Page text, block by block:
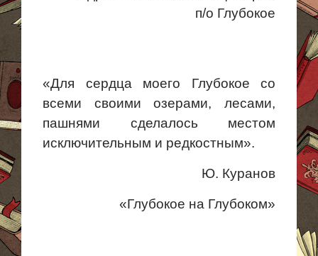
п/о Глубокое
«Для сердца моего Глубокое со
всеми своими озерами, лесами,
пашнями сделалось местом
исключительным и редкостным».
Ю. Куранов
«Глубокое на Глубоком»